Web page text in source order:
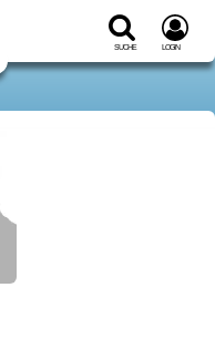
Suche Login